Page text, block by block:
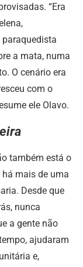
“Era
a mata, numa
O cenário era
com o
ele Olavo.
também está o
mais de uma
Desde que
nunca
a gente não
ajudaram
e,